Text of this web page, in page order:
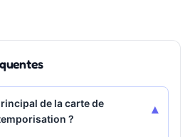
de la carte de
?
▾